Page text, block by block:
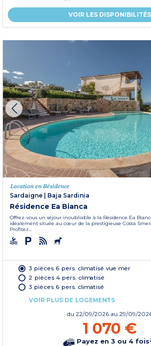
VOIR LES DISPONIBILITÉS
Location en Résidence
Sardaigne | Baja Sardinia
Résidence Ea Bianca
Offrez-vous un séjour inoubliable à la Résidence Ea
idéalement située au cœur de la prestigieuse Costa
Profitez...
3 pièces 6 pers. climatisé vue mer
2 pièces 4 pers. climatisé
3 pièces 6 pers. climatisé
VOIR PLUS DE LOGEMENTS
du 22/09/2026 au 29/09/
1 070 €
Payez en 3 ou 4